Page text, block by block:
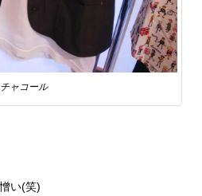
チャコール
い(笑)